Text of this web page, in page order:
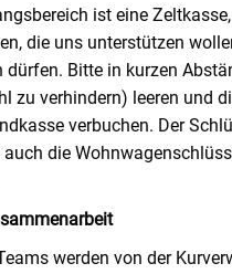
ist eine
die uns unterstützen
dürfen. Bitte in kurzen
zu verhindern) leeren und
verbuchen. Der
auch die
werden von der